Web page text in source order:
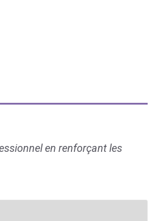
en renforçant les